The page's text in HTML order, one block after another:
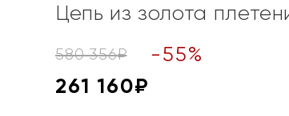
Цепь из золота
580 356₽ -55%
261 160₽